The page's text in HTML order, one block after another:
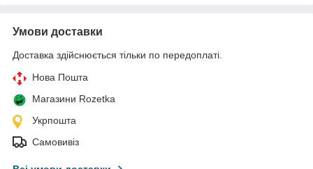
Умови доставки
Доставка здійснюється тільки по передоплаті.
Нова Пошта
Магазини Rozetka
Укрпошта
Самовивіз